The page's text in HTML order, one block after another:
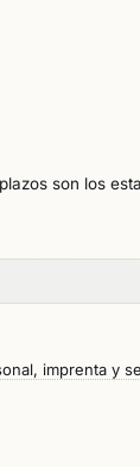
son los
imprenta y